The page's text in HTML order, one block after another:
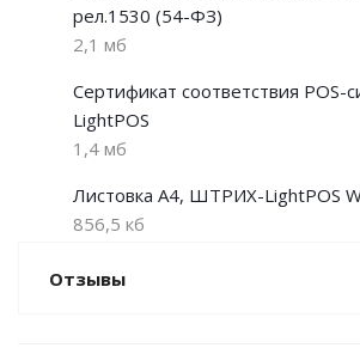
рел.1530 (54-ФЗ)
2,1 мб
Сертификат соответствия
LightPOS
1,4 мб
Листовка А4, ШТРИХ-LightPOS
856,5 кб
Отзывы